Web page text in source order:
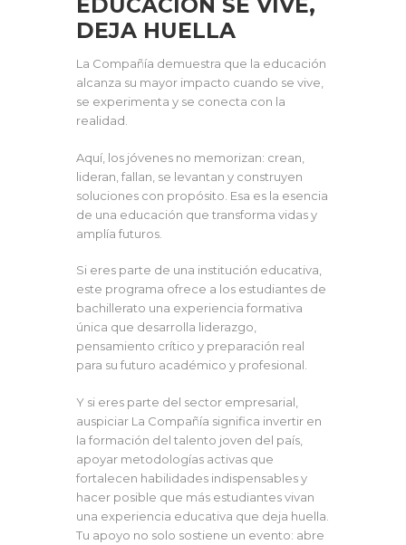
DEJA HUELLA
La Compañía demuestra que la educación
alcanza su mayor impacto cuando se vive,
se experimenta y se conecta con la
realidad.
Aquí, los jóvenes no memorizan: crean,
lideran, fallan, se levantan y construyen
soluciones con propósito. Esa es la esencia
de una educación que transforma vidas y
amplía futuros.
Si eres parte de una institución educativa,
este programa ofrece a los estudiantes de
bachillerato una experiencia formativa
única que desarrolla liderazgo,
pensamiento crítico y preparación real
para su futuro académico y profesional.
Y si eres parte del sector empresarial,
auspiciar La Compañía significa invertir en
la formación del talento joven del país,
apoyar metodologías activas que
fortalecen habilidades indispensables y
hacer posible que más estudiantes vivan
una experiencia educativa que deja huella.
Tu apoyo no solo sostiene un evento: abre